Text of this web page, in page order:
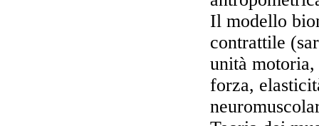
Il modello
contrattile
unità
forza,